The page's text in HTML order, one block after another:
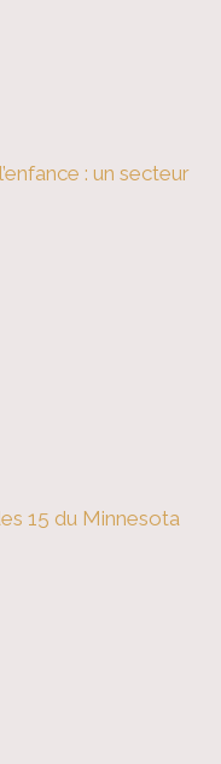
: un secteur
15 du Minnesota